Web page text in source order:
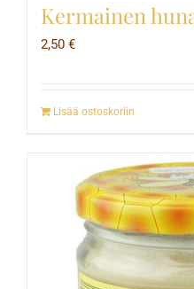
Kermainen
2,50 €
Lisää ostoskoriin